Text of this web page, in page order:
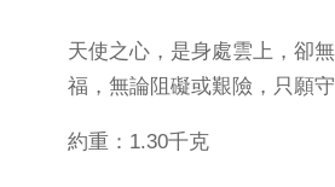
天使之心，是身處雲上，卻
福，無論阻礙或艱險，只願守
約重：1.30千克